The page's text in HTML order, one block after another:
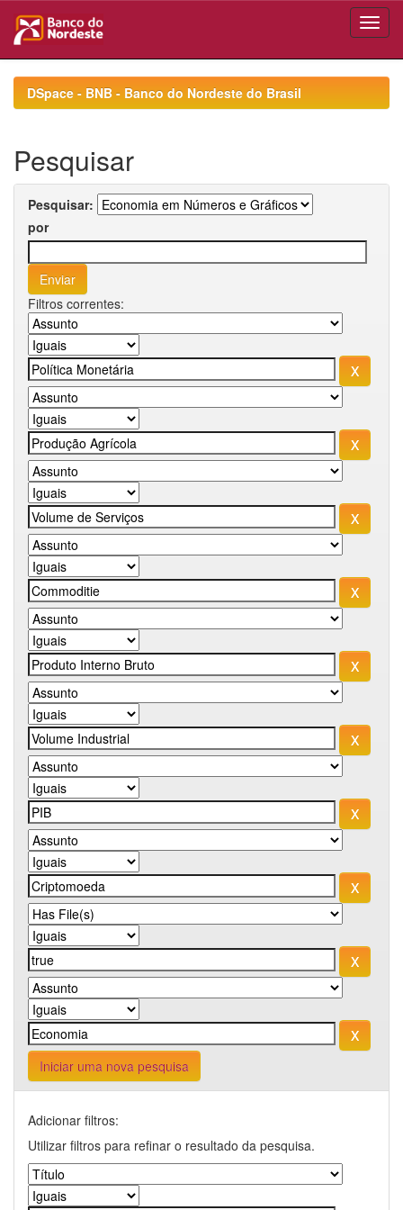
navigationDSpace - BNB - Banco do Nordeste do Brasil
Pesquisar
Pesquisar:
por
Filtros correntes:
Iniciar uma nova pesquisa
Adicionar filtros:
Utilizar filtros para refinar o resultado da pesquisa.